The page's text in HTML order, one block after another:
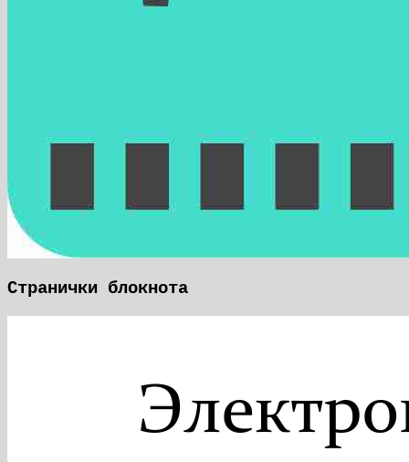
Странички блокнота